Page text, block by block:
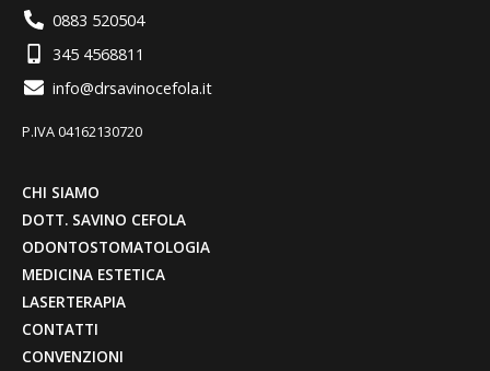
0883 520504
345 4568811
info@drsavinocefola.it
P.IVA 04162130720
CHI SIAMO
DOTT. SAVINO CEFOLA
ODONTOSTOMATOLOGIA
MEDICINA ESTETICA
LASERTERAPIA
CONTATTI
CONVENZIONI